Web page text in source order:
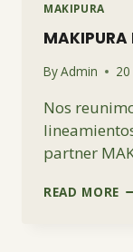
MAKIPURA
ByAdmin
Nos
partner
READ MORE